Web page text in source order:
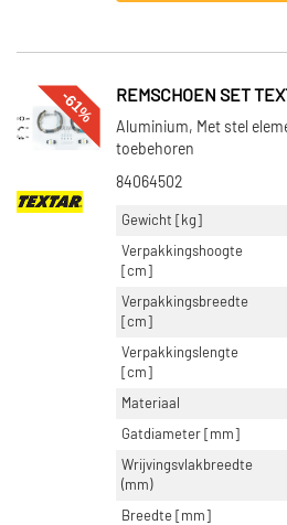
-61% REMSCHOEN SET
Aluminium, Met stel
toebehoren
84064502
Gewicht [kg]
Verpakkingshoogte
[cm]
Verpakkingsbreedte
[cm]
Verpakkingslengte
[cm]
Materiaal
Gatdiameter [mm]
Wrijvingsvlakbreedte
(mm)
Breedte [mm]